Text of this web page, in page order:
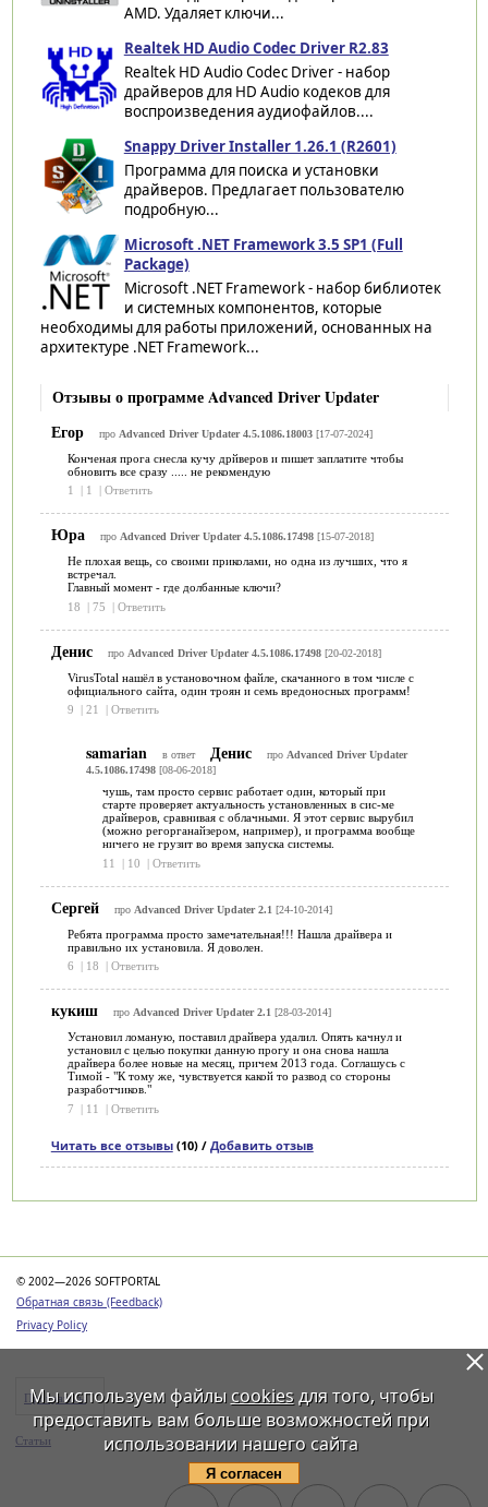
AMD. Удаляет ключи...
Realtek HD Audio Codec Driver R2.83
Realtek HD Audio Codec Driver - набор
драйверов для HD Audio кодеков для
воспроизведения аудиофайлов....
Snappy Driver Installer 1.26.1 (R2601)
Программа для поиска и установки
драйверов. Предлагает пользователю
подробную...
Microsoft .NET Framework 3.5 SP1 (Full
Package)
Microsoft .NET Framework - набор библиотек
и системных компонентов, которые
необходимы для работы приложений, основанных на
архитектуре .NET Framework...
Отзывы о программе Advanced Driver Updater
Егор
про Advanced Driver Updater 4.5.1086.18003[17-07-2024]
Конченая прога снесла кучу дрйверов и пишет заплатите чтобы
обновить все сразу ..... не рекомендую
1
1 Ответить
Юра про Advanced Driver Updater 4.5.1086.17498[15-07-2018]
Не плохая вещь, со своими приколами, но одна из лучших, что я
встречал.
Главный момент - где долбанные ключи?
18
| 75 | Ответить
Денис про Advanced Driver Updater 4.5.1086.17498[20-02-2018]
VirusTotal нашёл в установочном файле, скачанного в том числе с
официального сайта, один троян и семь вредоносных программ!
9
21 Ответить
samarian в ответ Денис про Advanced Driver Updater
4.5.1086.17498[08-06-2018]
чушь, там просто сервис работает один, который при
старте проверяет актуальность установленных в сис-ме
драйверов, сравнивая с облачными. Я этот сервис вырубил
(можно регорганайзером, например), и программа вообще
ничего не грузит во время запуска системы.
11
| 10 | Ответить
Сергей про Advanced Driver Updater 2.1 [24-10-2014]
Ребята программа просто замечательная!!! Нашла драйвера и
правильно их установила. Я доволен.
6
18 Ответить
кукиш про Advanced Driver Updater 2.1[28-03-2014]
Установил ломаную, поставил драйвера удалил. Опять качнул и
установил с целью покупки данную прогу и она снова нашла
драйвера более новые на месяц, причем 2013 года. Соглашусь с
Тимой - "К тому же, чувствуется какой то развод со стороны
разработчиков."
7
| 11 | Ответить
Читать все отзывы(10) / Добавить отзыв
© 2002—2026 SOFTPORTAL
Обратная связь (Feedback)
Privacy Policy
Программы
Статьи
Мы используем файлы cookiesдля того, чтобы
предоставить вам больше возможностей при
использовании нашего сайта